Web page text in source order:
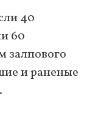
40
60
залпового
и раненые